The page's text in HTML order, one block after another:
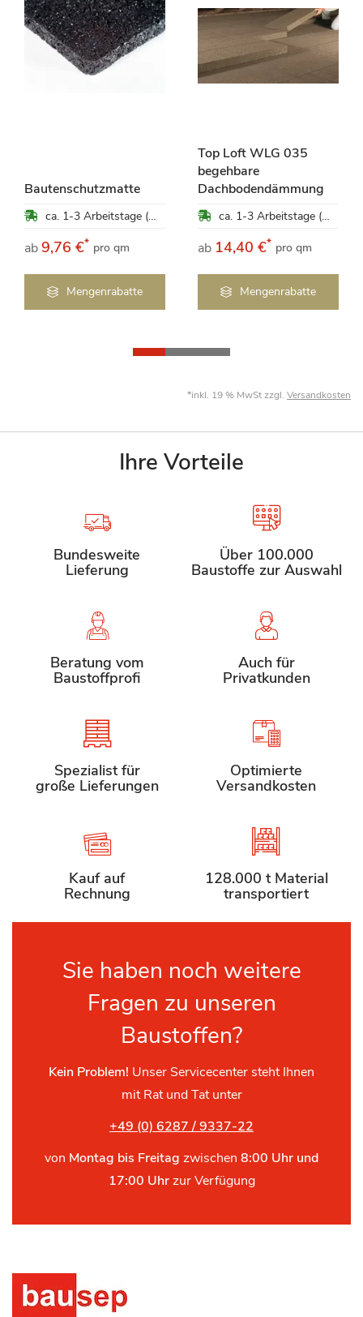
Bautenschutzmatte
ca. 1-3 Arbeitstage (Mo-Fr)
ab9,76 €* pro qm
Mengenrabatte
Top Loft WLG 035
begehbare
Dachbodendämmung
ca. 1-3 Arbeitstage (Mo-Fr)
ab 14,40 €* pro qm
Mengenrabatte
*inkl. 19 % MwSt zzgl. Versandkosten
Ihre Vorteile
Bundesweite
Lieferung
Über 100.000
Baustoffe zur Auswahl
Beratung vom
Baustoffprofi
Auch für
Privatkunden
Spezialist für
große Lieferungen
Optimierte
Versandkosten
Kauf auf
Rechnung
128.000 t Material
transportiert
Sie haben noch weitere
Fragen zu unseren
Baustoffen?
Kein Problem! Unser Servicecenter steht Ihnen
mit Rat und Tat unter
+49 (0) 6287 / 9337-22
von Montag bis Freitag zwischen 8:00 Uhr und
17:00 Uhrzur Verfügung